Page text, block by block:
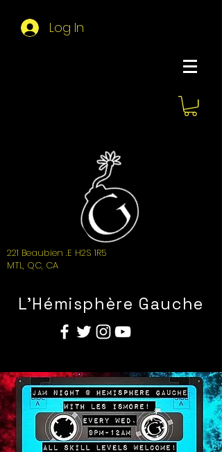
Log In
221 Beaubien .E H2S 1R5
MTL, QC, CA
L'Hémisphère Gauche